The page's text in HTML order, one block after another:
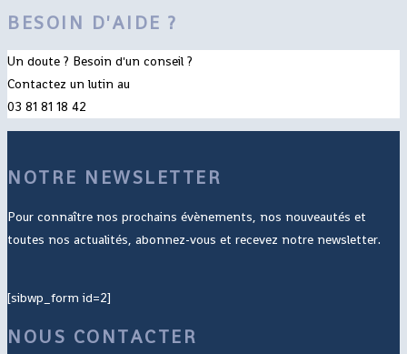
BESOIN D'AIDE ?
Un doute ? Besoin d'un conseil ?
Contactez un lutin au
03 81 81 18 42
NOTRE NEWSLETTER
Pour connaître nos prochains évènements, nos nouveautés et
toutes nos actualités, abonnez-vous et recevez notre newsletter.
[sibwp_form id=2]
NOUS CONTACTER